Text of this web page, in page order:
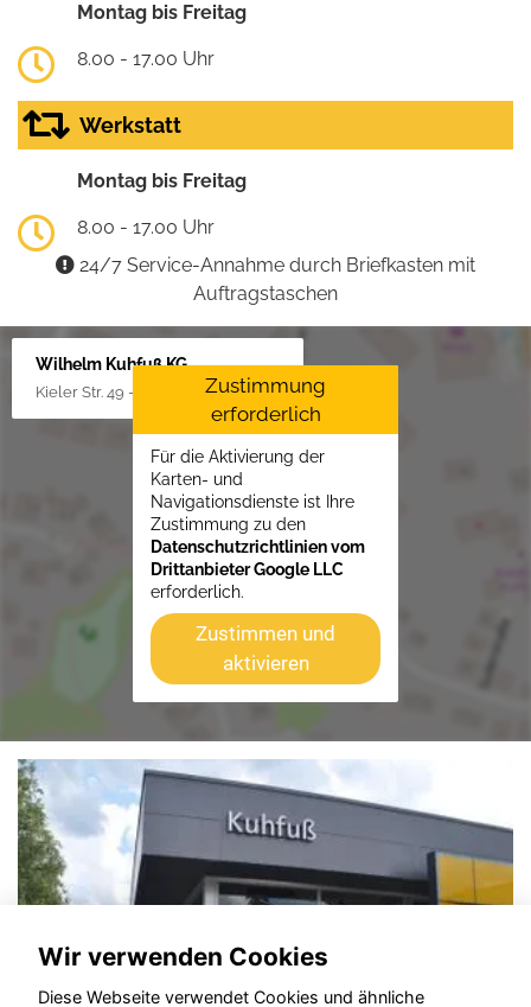
Montag bis Freitag
8.00 - 17.00 Uhr
Werkstatt
Montag bis Freitag
8.00 - 17.00 Uhr
24/7 Service-Annahme durch Briefkasten mit
Auftragstaschen
Wilhelm Kuhfuß KG
Kieler Str. 49 - 51, 25451 Quickborn
Zustimmung
erforderlich
Für die Aktivierung der
Karten- und
Navigationsdienste ist Ihre
Zustimmung zu den
Datenschutzrichtlinien vom
Drittanbieter Google LLC
erforderlich.
Zustimmen und
aktivieren
Wir verwenden Cookies
Diese Webseite verwendet Cookies und ähnliche